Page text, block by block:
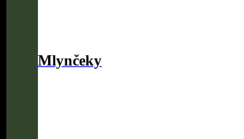
Mlynčeky